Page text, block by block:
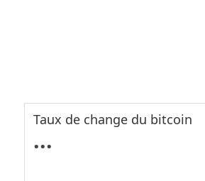
Taux de change du bitcoin
...